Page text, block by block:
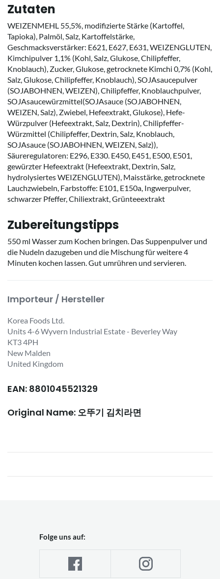
Zutaten
WEIZENMEHL 55,5%, modifizierte Stärke (Kartoffel,
Tapioka), Palmöl, Salz, Kartoffelstärke,
Geschmacksverstärker: E621, E627, E631, WEIZENGLUTEN,
Kimchipulver 1,1% (Kohl, Salz, Glukose, Chilipfeffer,
Knoblauch), Zucker, Glukose, getrocknete Kimchi 0,7% (Kohl,
Salz, Glukose, Chilipfeffer, Knoblauch), SOJAsaucepulver
(SOJABOHNEN, WEIZEN), Chilipfeffer, Knoblauchpulver,
SOJAsaucewürzmittel(SOJAsauce (SOJABOHNEN,
WEIZEN, Salz), Zwiebel, Hefeextrakt, Glukose), Hefe-
Würzpulver (Hefeextrakt, Salz, Dextrin), Chilipfeffer-
Würzmittel (Chilipfeffer, Dextrin, Salz, Knoblauch,
SOJAsauce (SOJABOHNEN, WEIZEN, Salz)),
Säureregulatoren: E296, E330. E450, E451, E500, E501,
gewürzter Hefeextrakt (Hefeextrakt, Dextrin, Salz,
hydrolysiertes WEIZENGLUTEN), Maisstärke, getrocknete
Lauchzwiebeln, Farbstoffe: E101, E150a, Ingwerpulver,
schwarzer Pfeffer, Chiliextrakt, Grünteeextrakt
Zubereitungstipps
550 ml Wasser zum Kochen bringen. Das Suppenpulver und
die Nudeln dazugeben und die Mischung für weitere 4
Minuten kochen lassen. Gut umrühren und servieren.
Importeur / Hersteller
Korea Foods Ltd.
Units 4-6 Wyvern Industrial Estate - Beverley Way
KT3 4PH
New Malden
United Kingdom
EAN: 8801045521329
Original Name: 오뚜기 김치라면
Folge uns auf: